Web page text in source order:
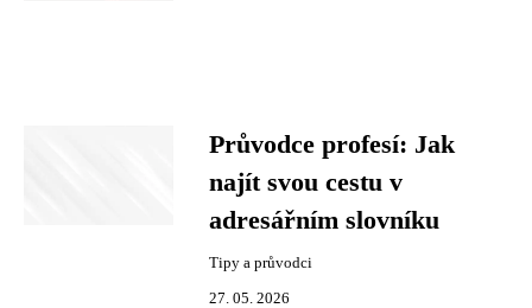
Průvodce profesí: Jak
najít svou cestu v
adresářním slovníku
Tipy a průvodci
27. 05. 2026